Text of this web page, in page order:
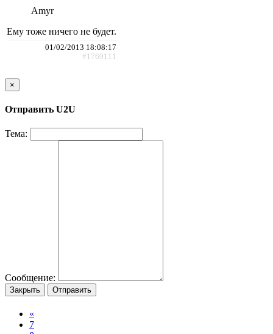
Amyr
Ему тоже ничего не будет.
01/02/2013 18:08:17
#1769111
×
Отправить U2U
Тема:
Сообщение:
Закрыть Отправить
«
7